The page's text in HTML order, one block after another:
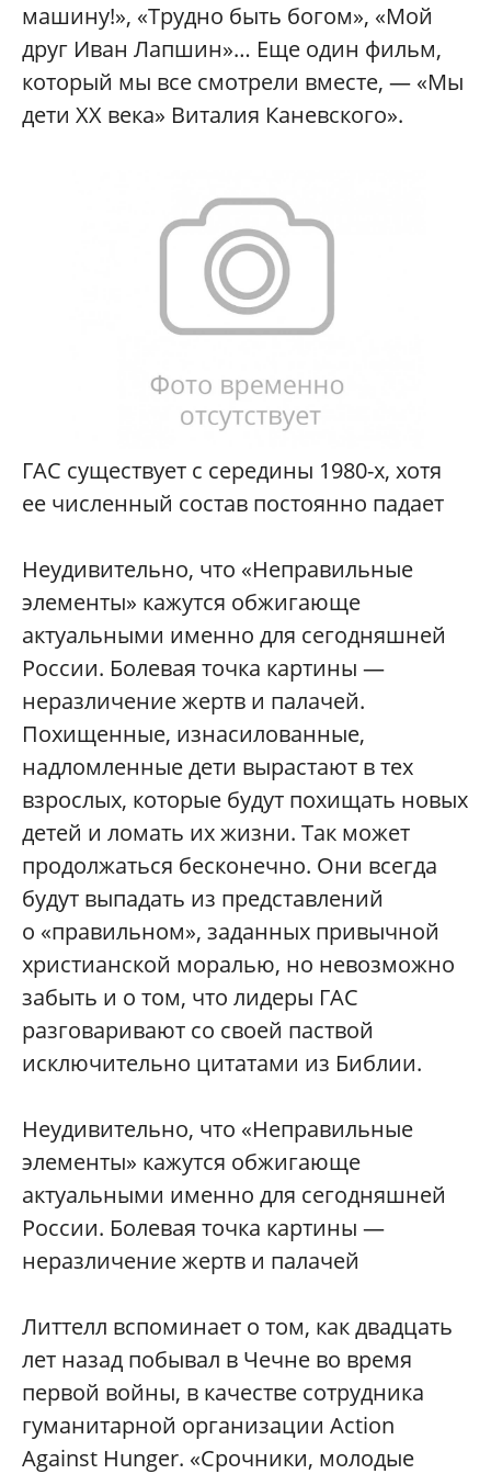
машину!», «Трудно быть богом», «Мой
друг Иван Лапшин»… Еще один фильм,
который мы все смотрели вместе, — «Мы
дети ХХ века» Виталия Каневского».
ГАС существует с середины 1980-х, хотя
ее численный состав постоянно падает
Неудивительно, что «Неправильные
элементы» кажутся обжигающе
актуальными именно для сегодняшней
России. Болевая точка картины —
неразличение жертв и палачей.
Похищенные, изнасилованные,
надломленные дети вырастают в тех
взрослых, которые будут похищать новых
детей и ломать их жизни. Так может
продолжаться бесконечно. Они всегда
будут выпадать из представлений
о «правильном», заданных привычной
христианской моралью, но невозможно
забыть и о том, что лидеры ГАС
разговаривают со своей паствой
исключительно цитатами из Библии.
Неудивительно, что «Неправильные
элементы» кажутся обжигающе
актуальными именно для сегодняшней
России. Болевая точка картины —
неразличение жертв и палачей
Литтелл вспоминает о том, как двадцать
лет назад побывал в Чечне во время
первой войны, в качестве сотрудника
гуманитарной организации Action
Against Hunger. «Срочники, молодые